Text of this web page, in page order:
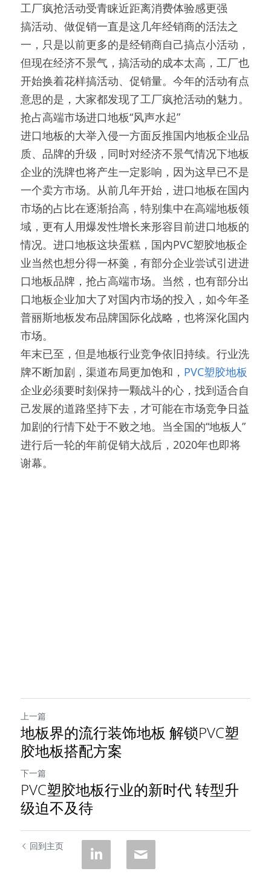
工厂疯抢活动受青睐近距离消费体验感更强
搞活动、做促销一直是这几年经销商的活法之
一，只是以前更多的是经销商自己搞点小活动，
但现在经济不景气，搞活动的成本太高，工厂也
开始换着花样搞活动、促销量。今年的活动有点
意思的是，大家都发现了工厂疯抢活动的魅力。
抢占高端市场进口地板“风声水起”
进口地板的大举入侵一方面反推国内地板企业品
质、品牌的升级，同时对经济不景气情况下地板
企业的洗牌也将产生一定影响，因为这早已不是
一个卖方市场。从前几年开始，进口地板在国内
市场的占比在逐渐抬高，特别集中在高端地板领
域，更有人用爆发性增长来形容目前进口地板的
情况。进口地板这块蛋糕，国内PVC塑胶地板企
业当然也想分得一杯羹，有部分企业尝试引进进
口地板品牌，抢占高端市场。当然，也有部分出
口地板企业加大了对国内市场的投入，如今年圣
普丽斯地板发布品牌国际化战略，也将深化国内
市场。
年末已至，但是地板行业竞争依旧持续。行业洗
牌不断加剧，渠道布局更加饱和， PVC塑胶地板
企业必须要时刻保持一颗战斗的心，找到适合自
己发展的道路坚持下去，才可能在市场竞争日益
加剧的行情下处于不败之地。当全国的“地板人”
进行后一轮的年前促销大战后，2020年也即将
谢幕。
上一篇
地板界的流行装饰地板 解锁PVC塑
胶地板搭配方案
下一篇
PVC塑胶地板行业的新时代 转型升
级迫不及待
回到主页